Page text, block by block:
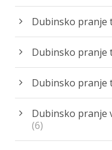
Dubinsko pranje
Dubinsko pranje
Dubinsko pranje
Dubinsko pranje
(6)